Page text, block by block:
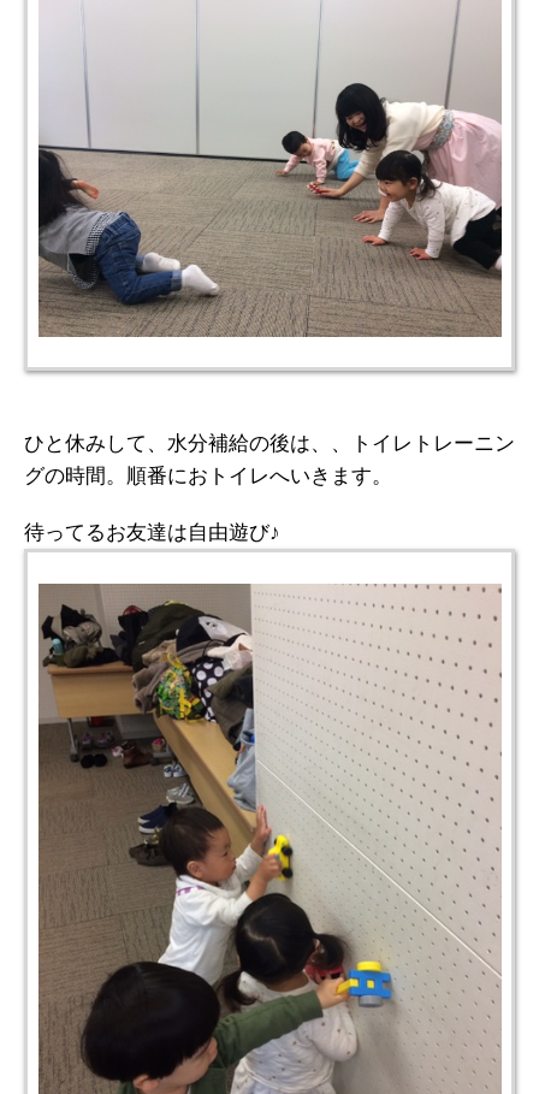
ひと休みして、水分補給の後は、、トイレトレーニン
グの時間。順番におトイレへいきます。
待ってるお友達は自由遊び♪